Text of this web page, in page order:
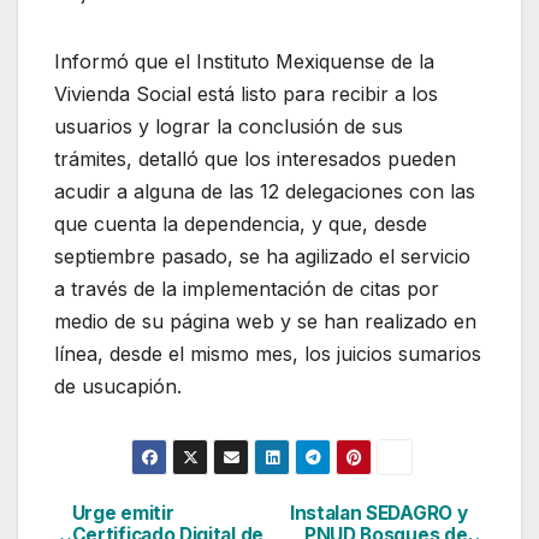
Informó que el Instituto Mexiquense de la
Vivienda Social está listo para recibir a los
usuarios y lograr la conclusión de sus
trámites, detalló que los interesados pueden
acudir a alguna de las 12 delegaciones con las
que cuenta la dependencia, y que, desde
septiembre pasado, se ha agilizado el servicio
a través de la implementación de citas por
medio de su página web y se han realizado en
línea, desde el mismo mes, los juicios sumarios
de usucapión.
Navegación
Instalan SEDAGRO y
Urge emitir